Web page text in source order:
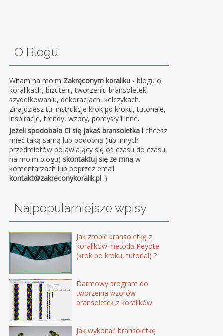
O Blogu
Witam na moim Zakręconym koraliku - blogu o
koralikach, biżuterii, tworzeniu bransoletek,
szydełkowaniu, dekoracjach, kolczykach.
Znajdziesz tu: instrukcje krok po kroku, tutoriale,
inspiracje, trendy, wzory, pomysły i inne.
Jeżeli spodobała Ci się jakaś bransoletka i chcesz
mieć taką samą lub podobną (lub innych
przedmiotów pojawiający się od czasu do czasu
na moim blogu)skontaktuj się ze mną w
komentarzach lub poprzez email
kontakt@zakreconykoralik.pl :)
Najpopularniejsze wpisy
Jak zrobić bransoletkę z
koralików metodą Peyote
(krok po kroku, tutorial) ?
Darmowy program do
tworzenia wzorów
bransoletek z koralików
Jak wykonać bransoletkę